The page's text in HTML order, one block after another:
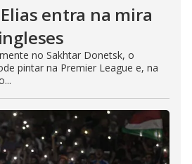
entra na mira
no Sakhtar Donetsk, o
pintar na Premier League e, na